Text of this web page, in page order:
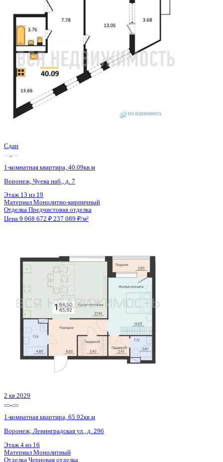
3 кв 2026
1-комнатная квартира, 59.17кв.м
Этаж
Материал
Монолитно-кирпичный
Отделка Предчистовая отделка
Цена 9 077 122 ₽ 159 893 ₽/м²
3 кв 2026
1-комнатная квартира, 59.17кв.м
Воронеж, Кривошеина ул., д. 13/14